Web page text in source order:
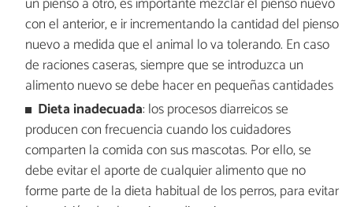
con el anterior, e ir incrementando la cantidad del pienso
nuevo a medida que el animal lo va tolerando. En caso
de raciones caseras, siempre que se introduzca un
alimento nuevo se debe hacer en pequeñas cantidades
Dieta inadecuada: los procesos diarreicos se
producen con frecuencia cuando los cuidadores
comparten la comida con sus mascotas. Por ello, se
debe evitar el aporte de cualquier alimento que no
forme parte de la dieta habitual de los perros, para evitar